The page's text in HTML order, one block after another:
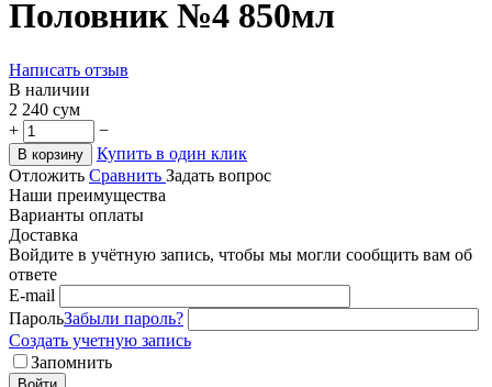
Половник №4 850мл
Написать отзыв
В наличии
2 240 сум
+
−
В корзину
Купить в один клик
Отложить Сравнить Задать вопрос
Наши преимущества
Варианты оплаты
Доставка
Войдите в учётную запись, чтобы мы могли сообщить вам об
ответе
E-mail
ПарольЗабыли пароль?
Создать учетную запись
Запомнить